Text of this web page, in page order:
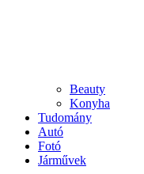
Beauty
Konyha
Tudomány
Autó
Fotó
Járművek